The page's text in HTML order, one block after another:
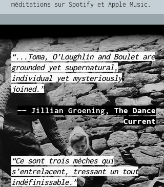
méditations sur Spotify et Apple Music.
“...Toma, O’Loughlin and Boulet are
grounded yet supernatural,
individual yet mysteriously
joined.”
—— Jillian Groening,
The Dance
Current
“Ce sont trois mèches qui
s’entrelacent, tressant un tout
indéfinissable.”